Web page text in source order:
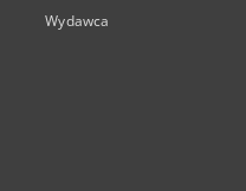
Wydawca